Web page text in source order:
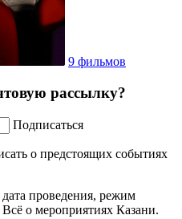
9 фильмов
рассылку?
Подписаться
о предстоящих событиях
проведения, режим
о мероприятиях Казани.